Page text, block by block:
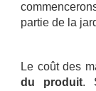
partie de la
Le coût des
du produit.